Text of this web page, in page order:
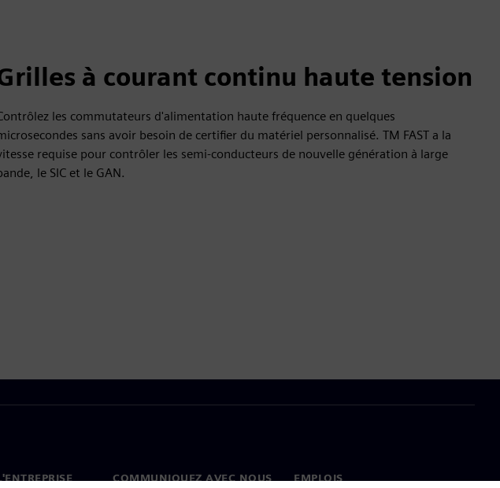
à courant continu haute tension
les commutateurs d'alimentation haute fréquence en quelques
sans avoir besoin de certifier du matériel personnalisé. TM FAST a la
requise pour contrôler les semi-conducteurs de nouvelle génération à large
le SIC et le GAN.
COMMUNIQUEZ AVEC NOUS EMPLOIS